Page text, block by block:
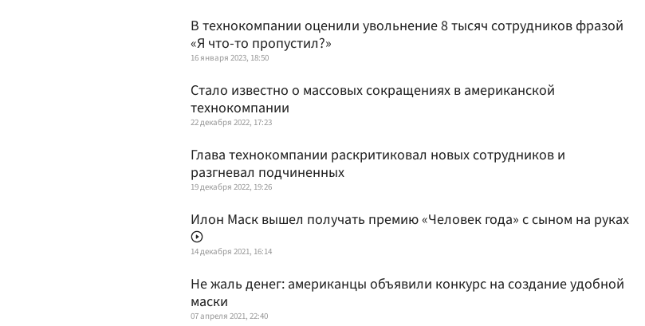
В технокомпании оценили увольнение 8 тысяч сотрудников фразой
«Я что-то пропустил?»
16 января 2023, 18:50
Стало известно о массовых сокращениях в американской
технокомпании
22 декабря 2022, 17:23
Глава технокомпании раскритиковал новых сотрудников и
разгневал подчиненных
19 декабря 2022, 19:26
Илон Маск вышел получать премию «Человек года» с сыном на руках
14 декабря 2021, 16:14
Не жаль денег: американцы объявили конкурс на создание удобной
маски
07 апреля 2021, 22:40